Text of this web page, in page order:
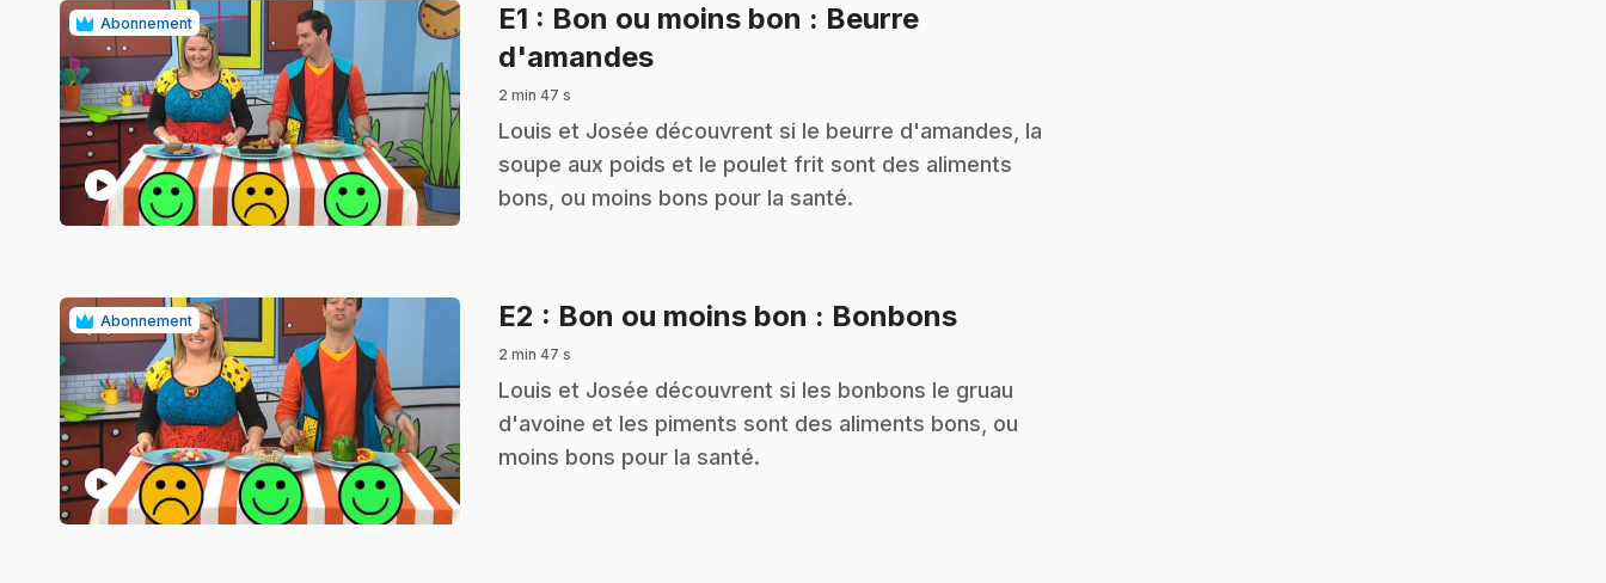
Abonnement
play_circle
E1 : Bon ou moins bon : Beurre
d'amandes.
2 min 47 s
.Louis et Josée découvrent si le beurre d'amandes, la
soupe aux poids et le poulet frit sont des aliments
bons, ou moins bons pour la santé.
Abonnement
play_circle
E2 : Bon ou moins bon : Bonbons.
2 min 47 s
.Louis et Josée découvrent si les bonbons le gruau
d'avoine et les piments sont des aliments bons, ou
moins bons pour la santé.